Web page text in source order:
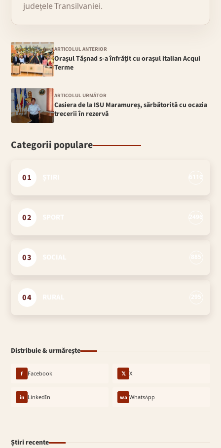
județele Transilvaniei.
ARTICOLUL ANTERIOR
Orașul Tășnad s-a înfrățit cu orașul italian Acqui
Terme
ARTICOLUL URMĂTOR
Casiera de la ISU Maramureș, sărbătorită cu ocazia
trecerii în rezervă
Categorii populare
01
02
03
04
Distribuie & urmărește
f Facebook 𝕏 X
in LinkedIn wa WhatsApp
Știri recente